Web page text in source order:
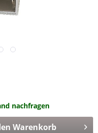
nachfragen
Warenkorb